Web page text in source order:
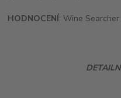
HODNOCENÍ: Wine